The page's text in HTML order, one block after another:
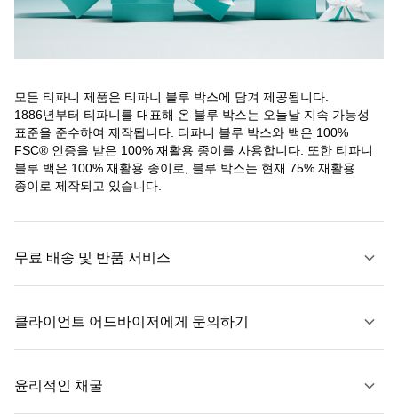
모든 티파니 제품은 티파니 블루 박스에 담겨 제공됩니다.
1886년부터 티파니를 대표해 온 블루 박스는 오늘날 지속 가능성
표준을 준수하여 제작됩니다. 티파니 블루 박스와 백은 100%
FSC® 인증을 받은 100% 재활용 종이를 사용합니다. 또한 티파니
블루 백은 100% 재활용 종이로, 블루 박스는 현재 75% 재활용
종이로 제작되고 있습니다.
무료 배송 및 반품 서비스
자세히 보기
클라이언트 어드바이저에게 문의하기
윤리적인 채굴